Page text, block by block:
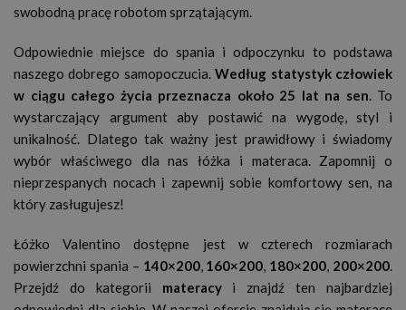
swobodną pracę robotom sprzątającym.
Odpowiednie miejsce do spania i odpoczynku to podstawa
naszego dobrego samopoczucia.Według statystyk człowiek
w ciągu całego życia przeznacza około 25 lat na sen. To
wystarczający argument aby postawić na wygodę, styl i
unikalność. Dlatego tak ważny jest prawidłowy i świadomy
wybór właściwego dla nas łóżka i materaca. Zapomnij o
nieprzespanych nocach i zapewnij sobie komfortowy sen, na
który zasługujesz!
Łóżko Valentino dostępne jest w czterech rozmiarach
powierzchni spania – 140×200, 160×200, 180×200, 200×200.
Przejdź do kategorii materacy
i znajdź ten najbardziej